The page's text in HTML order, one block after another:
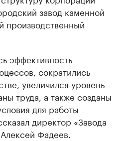
завод каменной
производственный
эффективность
сократились
увеличился уровень
труда, а также созданы
для работы
директор «Завода
Фадеев.